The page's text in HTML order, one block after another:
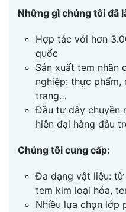
Những gì chúng tôi đã
Hợp tác với hơn
quốc
Sản xuất tem nhãn
nghiệp: thực
trang…
Đầu tư dây chuyền
hiện đại hàng đầu
Chúng tôi cung cấp:
Đa dạng vật liệu: từ
tem kim loại hóa,
Nhiều lựa chọn lớp